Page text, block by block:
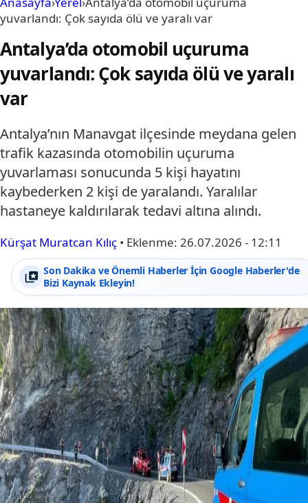
yuvarlandı: Çok sayıda ölü ve yaralı var
Antalya’da otomobil uçuruma
yuvarlandı: Çok sayıda ölü ve yaralı
var
Antalya’nın Manavgat ilçesinde meydana gelen
trafik kazasında otomobilin uçuruma
yuvarlaması sonucunda 5 kişi hayatını
kaybederken 2 kişi de yaralandı. Yaralılar
hastaneye kaldırılarak tedavi altına alındı.
Kürşat Muratcan Kılıç • Eklenme: 26.07.2026 - 12:11
Son Dakika ve Önemli Haberler İçin Google Haberler'de
Bizi Kaynak Ekleyin!